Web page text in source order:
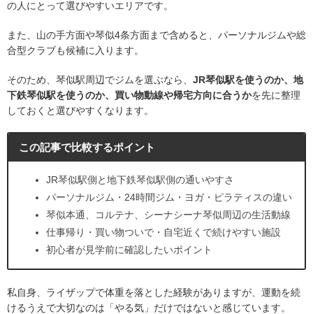
の人にとって選びやすいエリアです。
また、山の手方面や琴似4条方面まで含めると、パーソナルジムや総
合型クラブも候補に入ります。
そのため、琴似駅周辺でジムを選ぶなら、 JR琴似駅を使うのか、地
下鉄琴似駅を使うのか、買い物動線や帰宅方向に合うかを先に整理
しておくと選びやすくなります。
この記事で比較するポイント
JR琴似駅側と地下鉄琴似駅側の通いやすさ
パーソナルジム・24時間ジム・ヨガ・ピラティスの違い
琴似本通、コルテナ、シーナシーナ琴似周辺の生活動線
仕事帰り・買い物ついで・自宅近くで続けやすい施設
初心者が見学前に確認したいポイント
私自身、ライザップで体重を落とした経験がありますが、運動を続
けるうえで大切なのは「やる気」だけではないと感じています。